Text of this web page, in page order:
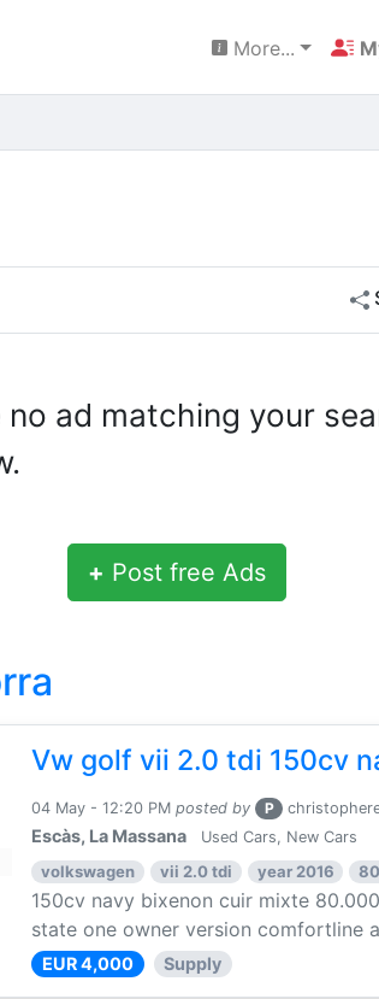
More...
ad matching your
+ Post free Ads
Vw golf vii 2.0 tdi 150cv
04 May - 12:20 PM posted by P
Escàs, La Massana Used Cars, New Cars
volkswagen vii 2.0 tdi year 2016
150cv navy bixenon cuir mixte
state one owner version comfortline
EUR 4,000 Supply